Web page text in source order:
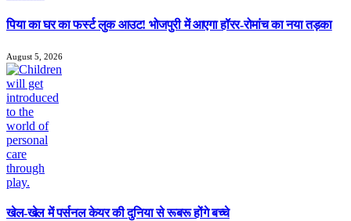
पिया का घर का फर्स्ट लुक आउट! भोजपुरी में आएगा हॉरर-रोमांच का नया तड़का
August 5, 2026
खेल-खेल में पर्सनल केयर की दुनिया से रूबरू होंगे बच्चे